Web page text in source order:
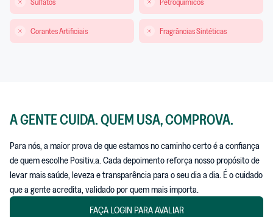
Corantes Artificiais Fragrâncias Sintéticas
A GENTE CUIDA. QUEM USA, COMPROVA.
Para nós, a maior prova de que estamos no caminho certo é a confiança
de quem escolhe Positiv.a. Cada depoimento reforça nosso propósito de
levar mais saúde, leveza e transparência para o seu dia a dia. É o cuidado
que a gente acredita, validado por quem mais importa.
FAÇA LOGIN PARA AVALIAR